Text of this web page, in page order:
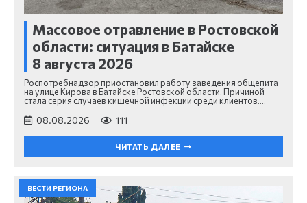
Массовое отравление в Ростовской
области: ситуация в Батайске
8 августа 2026
Роспотребнадзор приостановил работу заведения общепита
на улице Кирова в Батайске Ростовской области. Причиной
стала серия случаев кишечной инфекции среди клиентов.…
08.08.2026 111
ЧИТАТЬ ДАЛЕЕ
ВЕСТИ РЕГИОНА